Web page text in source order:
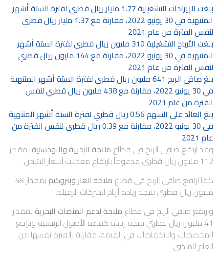
بلغت الإيرادات التشغيلية 1.77 مليار ريال قطري لفترة الستة أشهر
المنتهية في 30 يونيو 2022، مقارنة مع 1.37 مليار ريال قطري
لنفس الفترة من عام 2021
بلغت الأرباح التشغيلية 310 مليون ريال قطري لفترة الستة أشهر
المنتهية في 30 يونيو 2022، مقارنة مع 144 مليون ريال قطري
لنفس الفترة من عام 2021
بلغ صافي الربح 641 مليون ريال قطري لفترة الستة أشهر المنتهية
في 30 يونيو 2022، مقارنة مع 438 مليون ريال قطري لنفس
الفترة من عام 2021
بلغ العائد على السهم 0.56 ريال قطري لفترة الستة أشهر المنتهية
في 30 يونيو 2022، مقارنة مع 0.39 ريال قطري لنفس الفترة من
عام 2021
وقد ارتفع صافي الربح في قطاع ملاحة البحرية واللوجستية بمقدار
112 مليون ريال قطري مدعوماً بارتفاع معدلات أسعار الشحن.
كما ارتفع صافي الربح في قطاع ملاحة الغاز وبتروكيم
بمقدار 48
مليون ريال قطري نتيجة زيادة أرباح الشركات الزميلة.
وارتفع صافي الربح في قطاع ملاحة لدعم المنصات البحرية بمقدار
41 مليون ريال قطري نتيجة زيادة كفاءة الأصول الرئيسية وتراجع
المخصصات والانخفاضات في القيمة، مقارنة بالفترة نفسها من
العام الماضي.